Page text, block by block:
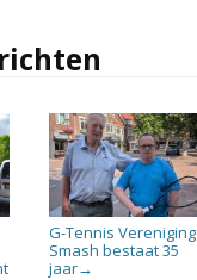
G-Tennis Vereniging
Smash bestaat 35
jaar→